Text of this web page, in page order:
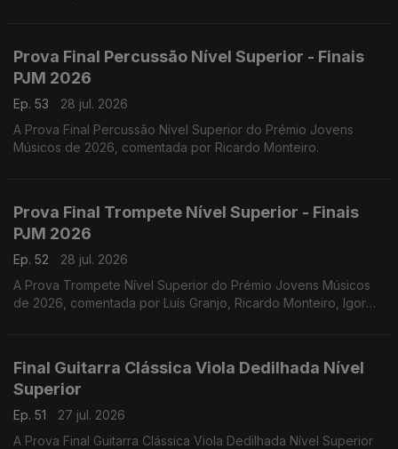
Prova Final Percussão Nível Superior - Finais
PJM 2026
Ep. 53
28 jul. 2026
A Prova Final Percussão Nível Superior do Prémio Jovens
Músicos de 2026, comentada por Ricardo Monteiro.
Prova Final Trompete Nível Superior - Finais
PJM 2026
Ep. 52
28 jul. 2026
A Prova Trompete Nível Superior do Prémio Jovens Músicos
de 2026, comentada por Luís Granjo, Ricardo Monteiro, Igor
Final Guitarra Clássica Viola Dedilhada Nível
Superior
Ep. 51
27 jul. 2026
A Prova Final Guitarra Clássica Viola Dedilhada Nível Superior